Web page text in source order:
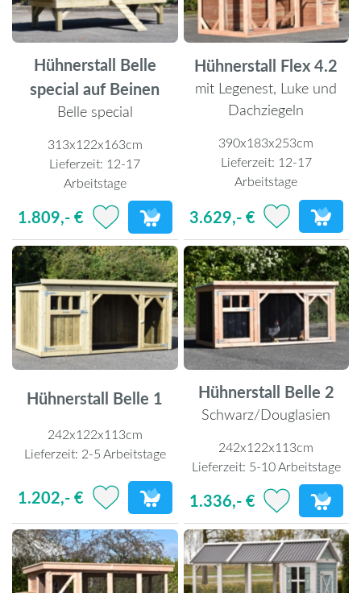
Hühnerstall Belle
special auf Beinen
Belle special
313x122x163cm
Lieferzeit: 12-17
Arbeitstage
1.809,- €
Hühnerstall Flex 4.2
mit Legenest, Luke und
Dachziegeln
390x183x253cm
Lieferzeit: 12-17
Arbeitstage
3.629,- €
Hühnerstall Belle 1
242x122x113cm
Lieferzeit: 2-5 Arbeitstage
1.202,- €
Hühnerstall Belle 2
Schwarz/Douglasien
242x122x113cm
Lieferzeit: 5-10 Arbeitstage
1.336,- €